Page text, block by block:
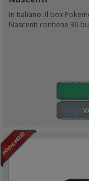
In Italiano. Il box
Nascenti contiene 36